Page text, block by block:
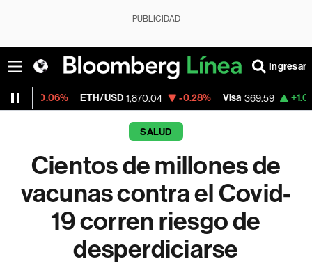
PUBLICIDAD
Ingresar
ETH/USD 1,870.04 -0.28% Visa 369.59 +1.07%
SALUD
Cientos de millones de
vacunas contra el Covid-
19 corren riesgo de
desperdiciarse